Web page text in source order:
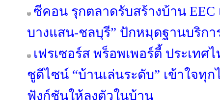
ซีคอน รุกตลาดรับสร้างบ้าน EEC
บางแสน-ชลบุรี” ปักหมุดฐานบริก
เฟรเซอร์ส พร็อพเพอร์ตี้ ประเท
ชูดีไซน์ “บ้านเล่นระดับ” เข้าใจทุ
ฟังก์ชันให้ลงตัวในบ้าน